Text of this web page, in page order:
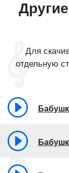
Для
отдельную